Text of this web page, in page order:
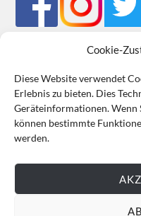
Cookie-
Diese Website verwendet
Erlebnis zu bieten. Dies
Geräteinformationen. Wenn
können bestimmte
werden.
Impressum Datenschutz
VERTRAG